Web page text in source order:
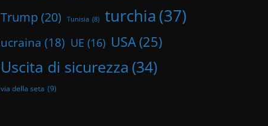
Trump (20) Tunisia (8) turchia(37)
ucraina (18) UE (16) USA (25)
Uscita di sicurezza (34)
via della seta (9)